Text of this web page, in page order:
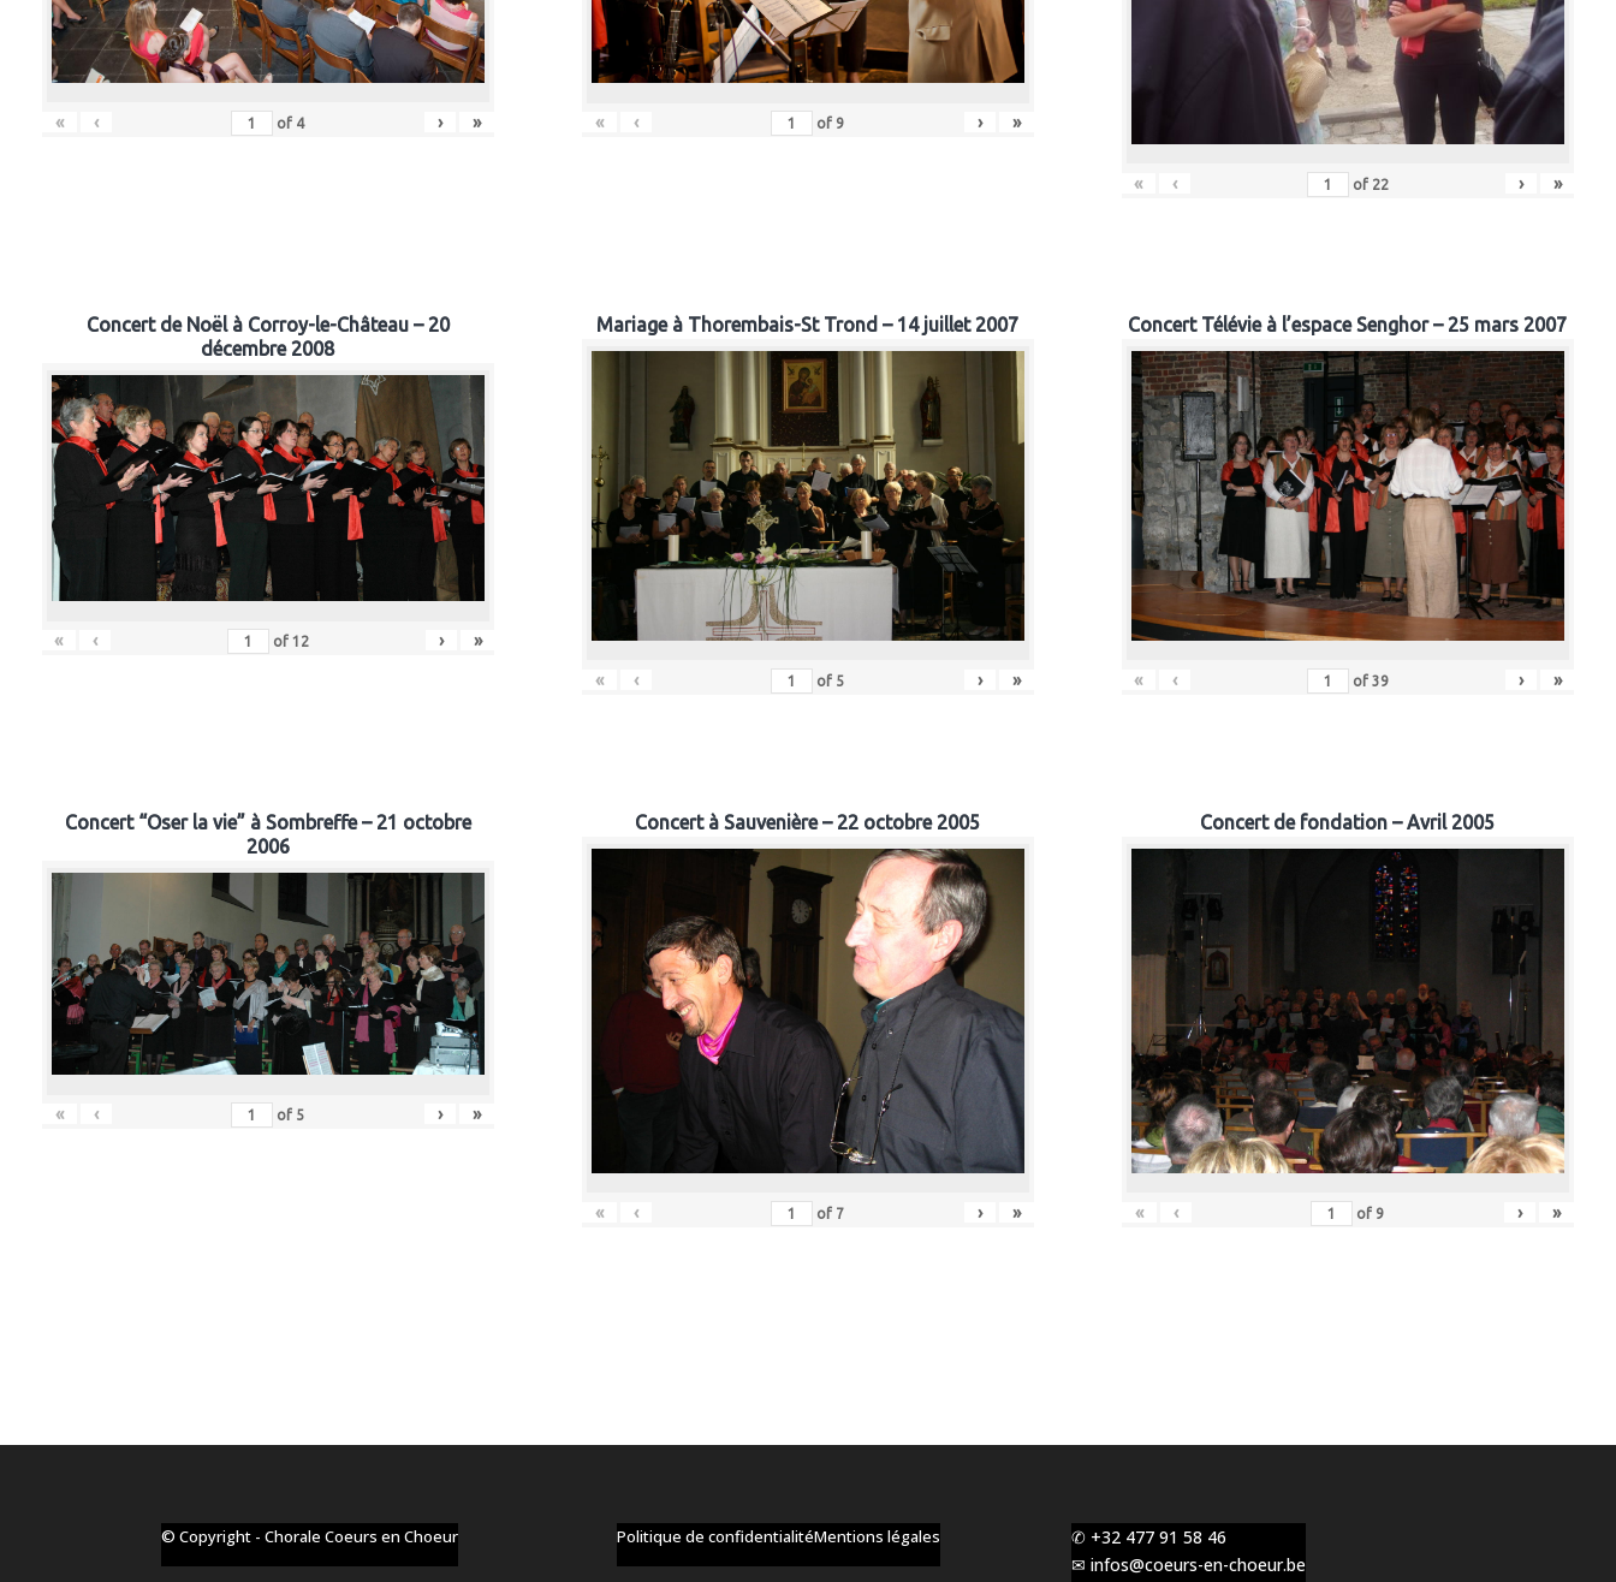
« ‹ of 4 › » « ‹ of 9 › »
« ‹ of 22 › »
Concert de Noël à Corroy-le-Château – 20
décembre 2008
« ‹ of 12 › »
Mariage à Thorembais-St Trond – 14 juillet 2007
« ‹ of 5 › »
Concert Télévie à l’espace Senghor – 25 mars 2007
« ‹ of 39 › »
Concert “Oser la vie” à Sombreffe – 21 octobre
2006
« ‹ of 5 › »
Concert à Sauvenière – 22 octobre 2005
« ‹ of 7 › »
Concert de fondation – Avril 2005
« ‹ of 9 › »
© Copyright - Chorale Coeurs en Choeur Politique de confidentialitéMentions légales
✆ +32 477 91 58 46
✉ infos@coeurs-en-choeur.be